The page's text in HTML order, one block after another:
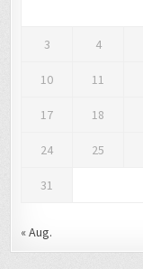
3 4
10 11
17 18
24 25
31
« Aug.